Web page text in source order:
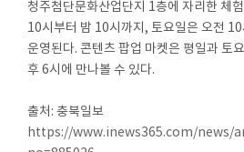
청주첨단문화산업단지 1층에 자리한 체
10시부터 밤 10시까지, 토요일은 오전 10
운영된다. 콘텐츠 팝업 마켓은 평일과 토
후 6시에 만나볼 수 있다.
출처: 충북일보
https://www.inews365.com/news/